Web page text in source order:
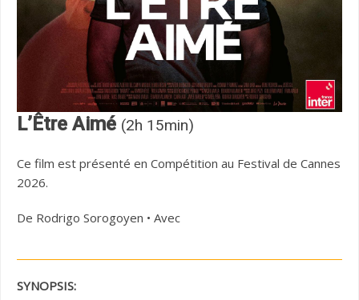
L’Être Aimé (2h 15min)
Ce film est présenté en Compétition au Festival de Cannes
2026.
De Rodrigo Sorogoyen • Avec
SYNOPSIS: